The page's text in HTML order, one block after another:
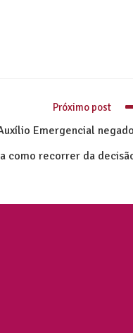
Próximo post
Emergencial
como recorrer da